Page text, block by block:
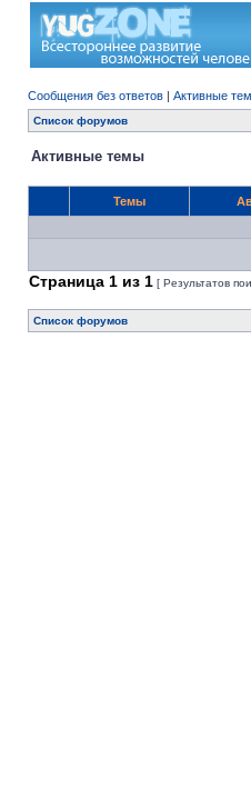
Сообщения без ответов | Активные
Список форумов
Активные темы
Темы
Страница 1 из 1 [ Результатов
Список форумов